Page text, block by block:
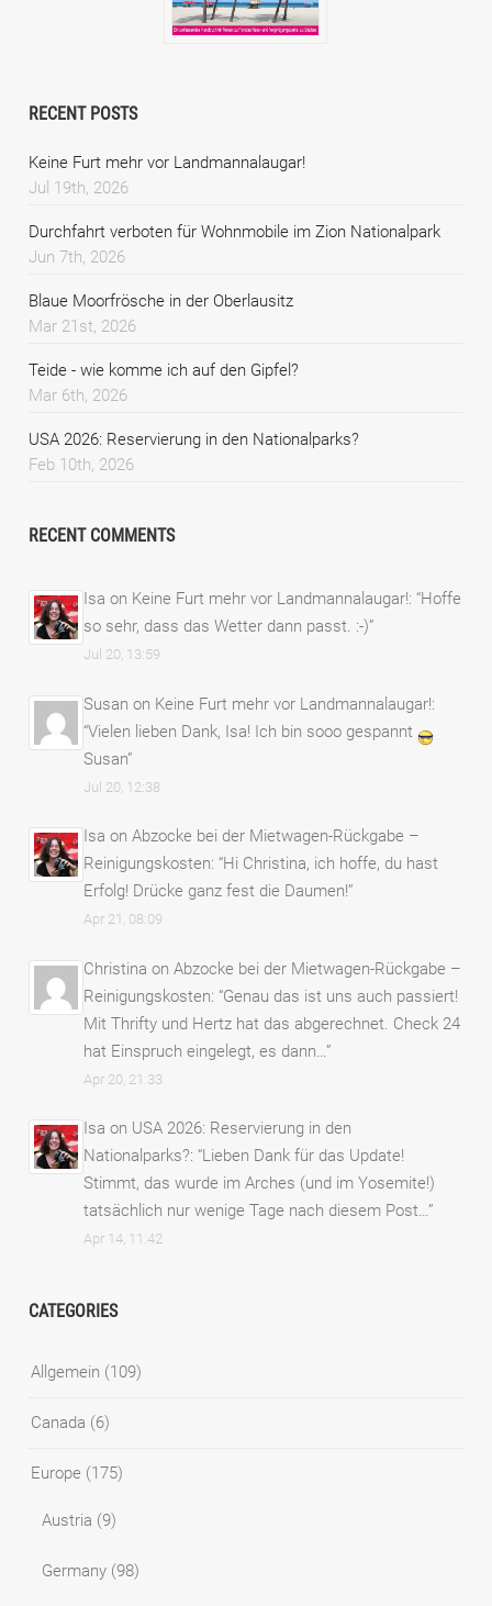
RECENT POSTS
Keine Furt mehr vor Landmannalaugar!
Jul 19th, 2026
Durchfahrt verboten für Wohnmobile im Zion Nationalpark
Jun 7th, 2026
Blaue Moorfrösche in der Oberlausitz
Mar 21st, 2026
Teide - wie komme ich auf den Gipfel?
Mar 6th, 2026
USA 2026: Reservierung in den Nationalparks?
Feb 10th, 2026
RECENT COMMENTS
Isa on Keine Furt mehr vor Landmannalaugar!: “Hoffe
so sehr, dass das Wetter dann passt. :-)”
Jul 20, 13:59
Susan on Keine Furt mehr vor Landmannalaugar!:
“Vielen lieben Dank, Isa! Ich bin sooo gespannt
Susan”
Jul 20, 12:38
Isa onAbzocke bei der Mietwagen-Rückgabe –
Reinigungskosten: “Hi Christina, ich hoffe, du hast
Erfolg! Drücke ganz fest die Daumen!”
Apr 21, 08:09
Christina onAbzocke bei der Mietwagen-Rückgabe –
Reinigungskosten: “Genau das ist uns auch passiert!
Mit Thrifty und Hertz hat das abgerechnet. Check 24
hat Einspruch eingelegt, es dann…”
Apr 20, 21:33
Isa on USA 2026: Reservierung in den
Nationalparks?: “Lieben Dank für das Update!
Stimmt, das wurde im Arches (und im Yosemite!)
tatsächlich nur wenige Tage nach diesem Post…”
Apr 14, 11:42
CATEGORIES
Allgemein (109)
Canada (6)
Europe (175)
Austria (9)
Germany (98)